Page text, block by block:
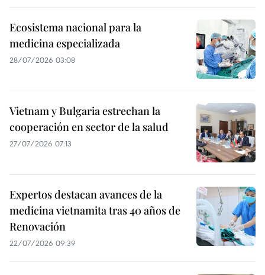
Ecosistema nacional para la
medicina especializada
28/07/2026 03:08
Vietnam y Bulgaria estrechan la
cooperación en sector de la salud
27/07/2026 07:13
Expertos destacan avances de la
medicina vietnamita tras 40 años de
Renovación
22/07/2026 09:39